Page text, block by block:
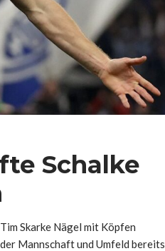
Schalke
Skarke Nägel mit Köpfen
Mannschaft und Umfeld bereits